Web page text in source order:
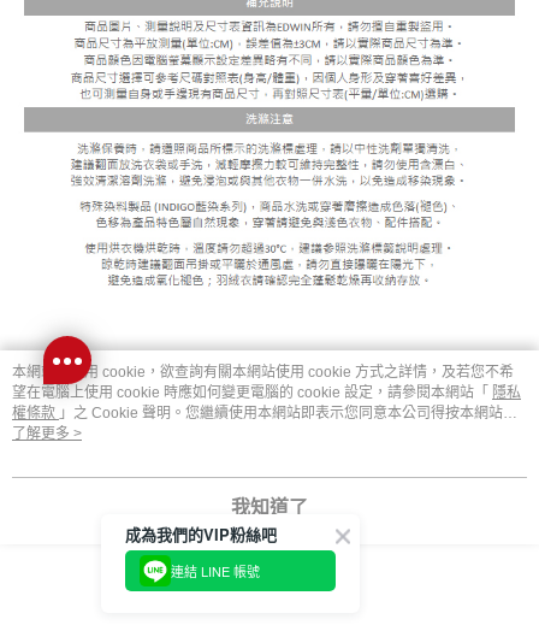
顯示電腦版詳細說明
100%棉
本網站中使用 cookie，欲查詢有關本網站使用 cookie 方式之詳情，及若您不希
望在電腦上使用 cookie 時應如何變更電腦的 cookie 設定，請參閱本網站「 隱私
權條款 」之 Cookie 聲明。您繼續使用本網站即表示您同意本公司得按本網站使
用條款之 Cookie 聲明使用 cookie。
了解更多 >
我知道了
成為我們的VIP粉絲吧
連結 LINE 帳號